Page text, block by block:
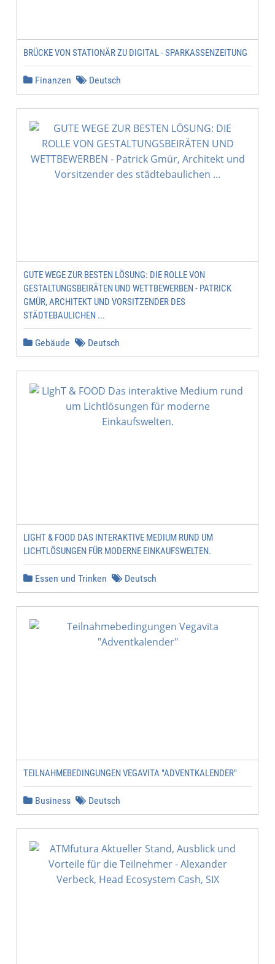
BRÜCKE VON STATIONÄR ZU DIGITAL - SPARKASSENZEITUNG
Finanzen Deutsch
GUTE WEGE ZUR BESTEN LÖSUNG: DIE ROLLE VON
GESTALTUNGSBEIRÄTEN UND WETTBEWERBEN - PATRICK
GMÜR, ARCHITEKT UND VORSITZENDER DES
STÄDTEBAULICHEN ...
Gebäude Deutsch
LIGHT & FOOD DAS INTERAKTIVE MEDIUM RUND UM
LICHTLÖSUNGEN FÜR MODERNE EINKAUFSWELTEN.
Essen und Trinken Deutsch
TEILNAHMEBEDINGUNGEN VEGAVITA "ADVENTKALENDER"
Business Deutsch